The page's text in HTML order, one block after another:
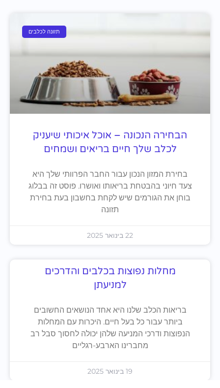
תזונה לכלבים
הבחירה הנכונה – אוכל איכותי שיעניק
לכלב שלך חיים בריאים ושמחים
בחירת המזון הנכון עבור החבר הפרוותי שלך היא
צעד חיוני בהבטחת בריאותו ואושרו. פוסט זה בבלוג
בוחן את הגורמים שיש לקחת בחשבון בעת בחירת
תזונה
22 בינואר 2025
מחלות נפוצות בכלבים והדרכים
למניעתן
בריאות הכלב שלנו היא אחד הנושאים החשובים
ביותר עבור כל בעל חיים. היכרות עם המחלות
הנפוצות ודרכי המניעה שלהן יכולה לחסוך סבל רב
מחברינו הארבע-רגליים
19 בינואר 2025